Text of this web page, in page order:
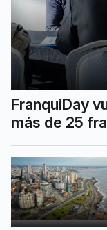
FranquiDay
más de 25